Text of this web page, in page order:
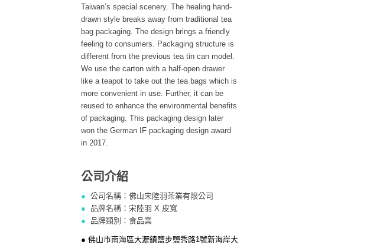
Taiwan’s special scenery. The healing hand-
drawn style breaks away from traditional tea
bag packaging. The design brings a friendly
feeling to consumers. Packaging structure is
different from the previous tea tin can model.
We use the carton with a half-open drawer
like a teapot to take out the tea bags which is
more convenient in use. Further, it can be
reused to enhance the environmental benefits
of packaging. This packaging design later
won the German IF packaging design award
in 2017.
公司介紹
●公司名稱：佛山宋陸羽茶業有限公司
● 品牌名稱：宋陸羽 X 皮寬
● 品牌類別：食品業
● 佛山市南海區大瀝鎮鹽步鹽秀路1號新海岸大